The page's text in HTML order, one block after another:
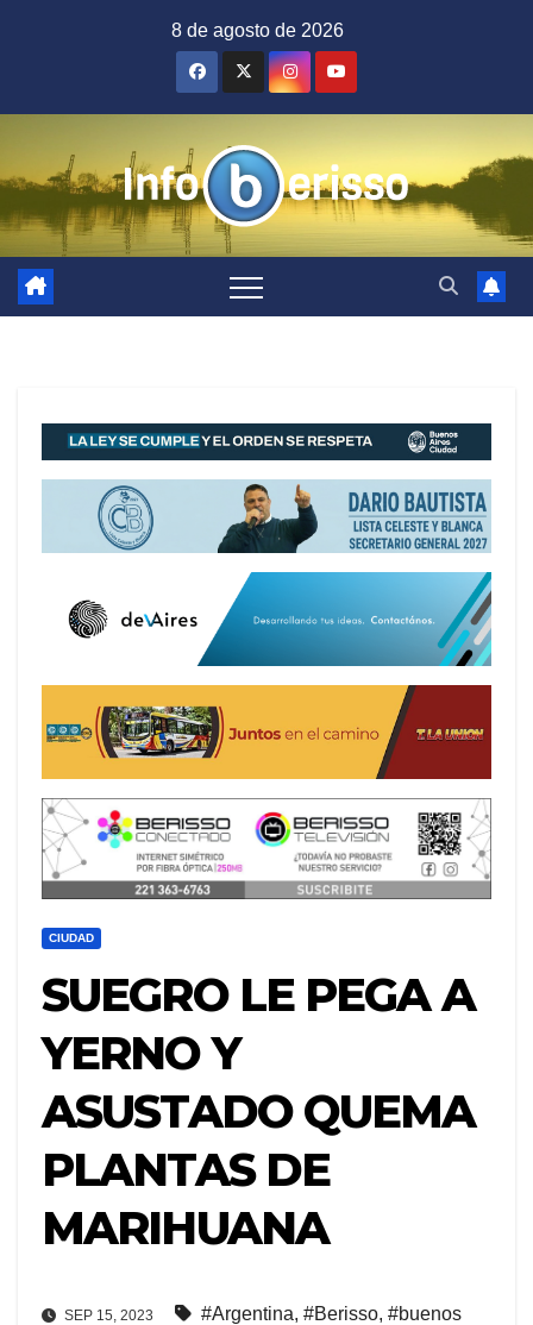
8 de agosto de 2026
CIUDAD
SUEGRO LE PEGA A
YERNO Y
ASUSTADO QUEMA
PLANTAS DE
MARIHUANA
SEP 15, 2023 #Argentina, #Berisso, #buenos